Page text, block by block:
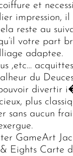
et
impression,
reste au
votre part
adaptee.
,etc…
du
plus
sans aucun
GameArt
Eights Carte